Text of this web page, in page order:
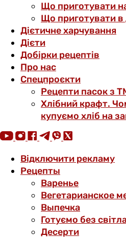
Що приготувати
Що приготувати в
Дієтичне харчування
Дієти
Добірки рецептів
Про нас
Спецпроєкти
Рецепти пасок з
Хлібний крафт.
купуємо хліб на
Відключити рекламу
Рецепты
Варенье
Вегетарианское
Выпечка
Готуємо без
Десерти